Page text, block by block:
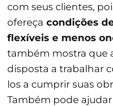
com seus clientes,
ofereça condições
flexíveis e menos
também mostra que
disposta a trabalhar
los a cumprir suas
Também pode